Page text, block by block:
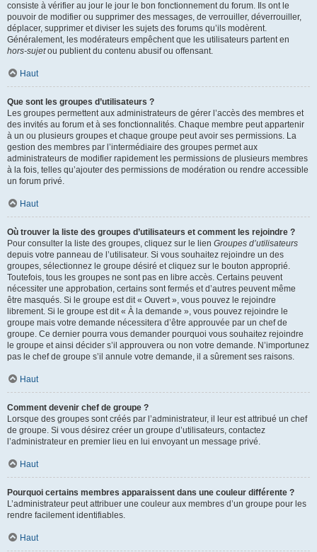
consiste à vérifier au jour le jour le bon fonctionnement du forum. Ils ont le
pouvoir de modifier ou supprimer des messages, de verrouiller, déverrouiller,
déplacer, supprimer et diviser les sujets des forums qu’ils modèrent.
Généralement, les modérateurs empêchent que les utilisateurs partent en
hors-sujetou publient du contenu abusif ou offensant.
Haut
Que sont les groupes d’utilisateurs ?
Les groupes permettent aux administrateurs de gérer l’accès des membres et
des invités au forum et à ses fonctionnalités. Chaque membre peut appartenir
à un ou plusieurs groupes et chaque groupe peut avoir ses permissions. La
gestion des membres par l’intermédiaire des groupes permet aux
administrateurs de modifier rapidement les permissions de plusieurs membres
à la fois, telles qu’ajouter des permissions de modération ou rendre accessible
un forum privé.
Haut
Où trouver la liste des groupes d’utilisateurs et comment les rejoindre ?
Pour consulter la liste des groupes, cliquez sur le lien Groupes d’utilisateurs
depuis votre panneau de l’utilisateur. Si vous souhaitez rejoindre un des
groupes, sélectionnez le groupe désiré et cliquez sur le bouton approprié.
Toutefois, tous les groupes ne sont pas en libre accès. Certains peuvent
nécessiter une approbation, certains sont fermés et d’autres peuvent même
être masqués. Si le groupe est dit « Ouvert », vous pouvez le rejoindre
librement. Si le groupe est dit « À la demande », vous pouvez rejoindre le
groupe mais votre demande nécessitera d’être approuvée par un chef de
groupe. Ce dernier pourra vous demander pourquoi vous souhaitez rejoindre
le groupe et ainsi décider s’il approuvera ou non votre demande. N’importunez
pas le chef de groupe s’il annule votre demande, il a sûrement ses raisons.
Haut
Comment devenir chef de groupe ?
Lorsque des groupes sont créés par l’administrateur, il leur est attribué un chef
de groupe. Si vous désirez créer un groupe d’utilisateurs, contactez
l’administrateur en premier lieu en lui envoyant un message privé.
Haut
Pourquoi certains membres apparaissent dans une couleur différente ?
L’administrateur peut attribuer une couleur aux membres d’un groupe pour les
rendre facilement identifiables.
Haut